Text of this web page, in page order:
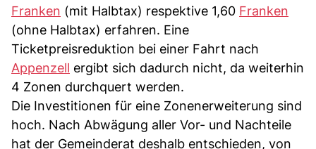
Franken (mit Halbtax) respektive 1,60 Franken
(ohne Halbtax) erfahren. Eine
Ticketpreisreduktion bei einer Fahrt nach
Appenzell ergibt sich dadurch nicht, da weiterhin
4 Zonen durchquert werden.
Die Investitionen für eine Zonenerweiterung sind
hoch. Nach Abwägung aller Vor- und Nachteile
hat der Gemeinderat deshalb entschieden, von